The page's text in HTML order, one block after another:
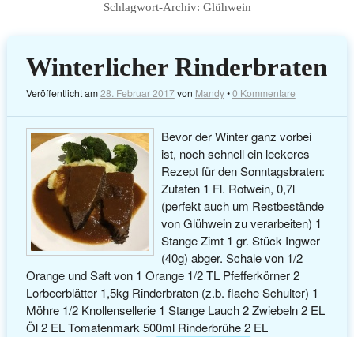
Schlagwort-Archiv: Glühwein
Winterlicher Rinderbraten
Veröffentlicht am28. Februar 2017von Mandy•0 Kommentare
Bevor der Winter ganz vorbei
ist, noch schnell ein leckeres
Rezept für den Sonntagsbraten:
Zutaten 1 Fl. Rotwein, 0,7l
(perfekt auch um Restbestände
von Glühwein zu verarbeiten) 1
Stange Zimt 1 gr. Stück Ingwer
(40g) abger. Schale von 1/2
Orange und Saft von 1 Orange 1/2 TL Pfefferkörner 2
Lorbeerblätter 1,5kg Rinderbraten (z.b. flache Schulter) 1
Möhre 1/2 Knollensellerie 1 Stange Lauch 2 Zwiebeln 2 EL
Öl 2 EL Tomatenmark 500ml Rinderbrühe 2 EL